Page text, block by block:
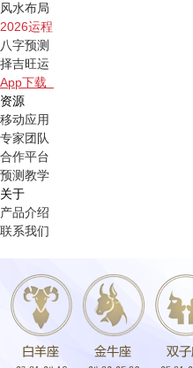
风水布局
2026运程
八字预测
择吉旺运
App下载
资源
移动应用
专家团队
合作平台
预测教学
关于
产品介绍
联系我们